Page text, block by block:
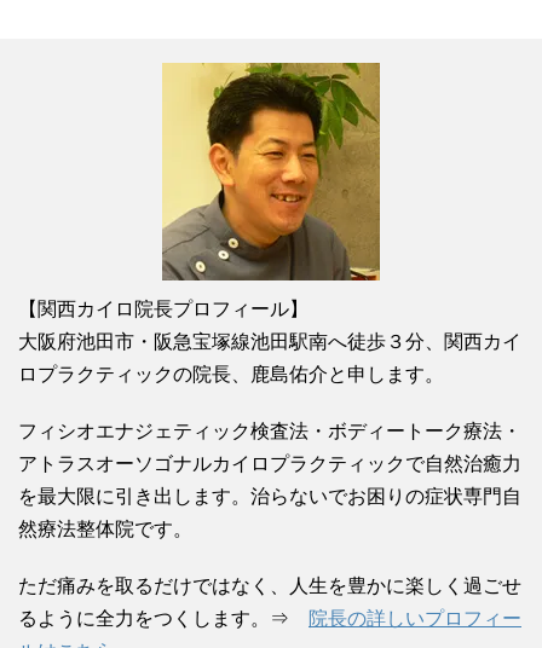
【関西カイロ院長プロフィール】
大阪府池田市・阪急宝塚線池田駅南へ徒歩３分、関西カイ
ロプラクティックの院長、鹿島佑介と申します。
フィシオエナジェティック検査法・ボディートーク療法・
アトラスオーソゴナルカイロプラクティックで自然治癒力
を最大限に引き出します。治らないでお困りの症状専門自
然療法整体院です。
ただ痛みを取るだけではなく、人生を豊かに楽しく過ごせ
るように全力をつくします。⇒
院長の詳しいプロフィー